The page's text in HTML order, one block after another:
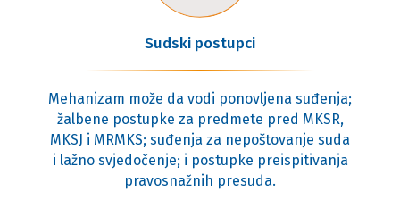
Sudski postupci
Mehanizam može da vodi ponovljena suđenja;
žalbene postupke za predmete pred MKSR,
MKSJ i MRMKS; suđenja za nepoštovanje suda
i lažno svjedočenje; i postupke preispitivanja
pravosnažnih presuda.